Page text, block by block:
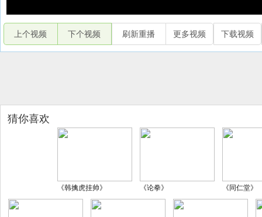
上个视频 下个视频 刷新重播 更多视频 下载视频
猜你喜欢
《韩擒虎挂帅》 《论拳》 《同仁堂》